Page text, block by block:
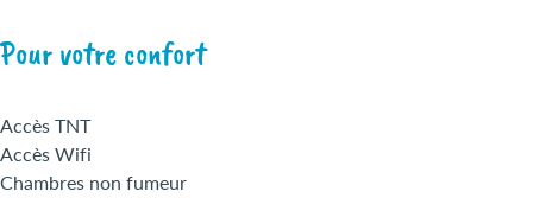
Pour votre confort
Accès TNT
Accès Wifi
Chambres non fumeur